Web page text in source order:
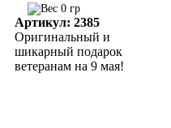
0 гр
Артикул: 2385
Оригинальный и
шикарный подарок
ветеранам на 9 мая!